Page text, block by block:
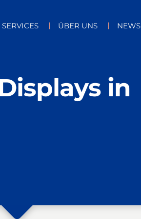
ÜBER UNS NEWS
in